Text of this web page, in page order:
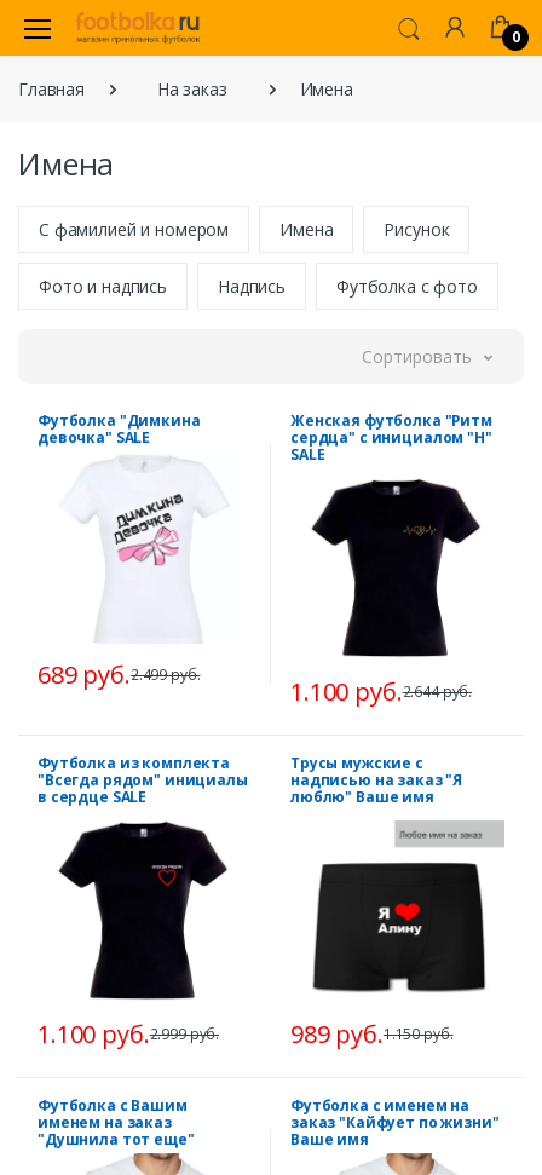
0
Главная На заказ Имена
Имена
С фамилией и номером Имена Рисунок
Фото и надпись Надпись Футболка с фото
Сортировать
Футболка "Димкина
девочка" SALE
689 руб.2.499 руб.
Женская футболка "Ритм
сердца" с инициалом "Н"
SALE
1.100 руб.2.644 руб.
Футболка из комплекта
"Всегда рядом" инициалы
в сердце SALE
1.100 руб.2.999 руб.
Трусы мужские с
надписью на заказ "Я
люблю" Ваше имя
989 руб.1.150 руб.
Футболка с Вашим
именем на заказ
"Душнила тот еще"
Футболка с именем на
заказ "Кайфует по жизни"
Ваше имя